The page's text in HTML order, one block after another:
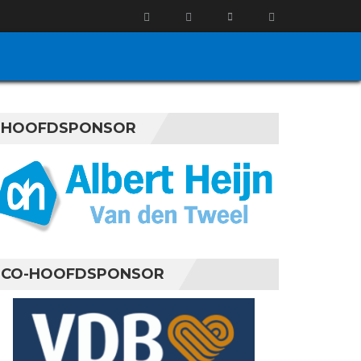
HOOFDSPONSOR
CO-HOOFDSPONSOR